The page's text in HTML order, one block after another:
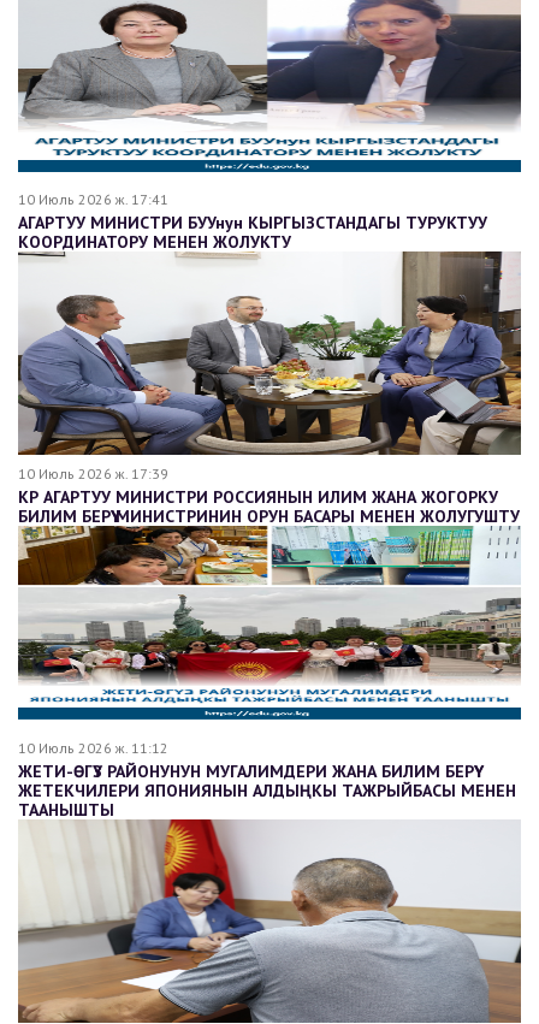
10 Июль 2026 ж. 17:41
АГАРТУУ МИНИСТРИ БУУнун КЫРГЫЗСТАНДАГЫ ТУРУКТУУ
КООРДИНАТОРУ МЕНЕН ЖОЛУКТУ
10 Июль 2026 ж. 17:39
КР АГАРТУУ МИНИСТРИ РОССИЯНЫН ИЛИМ ЖАНА ЖОГОРКУ
БИЛИМ БЕРҮҮ МИНИСТРИНИН ОРУН БАСАРЫ МЕНЕН ЖОЛУГУШТУ
10 Июль 2026 ж. 11:12
ЖЕТИ-ӨГҮЗ РАЙОНУНУН МУГАЛИМДЕРИ ЖАНА БИЛИМ БЕРҮҮ
ЖЕТЕКЧИЛЕРИ ЯПОНИЯНЫН АЛДЫҢКЫ ТАЖРЫЙБАСЫ МЕНЕН
ТААНЫШТЫ